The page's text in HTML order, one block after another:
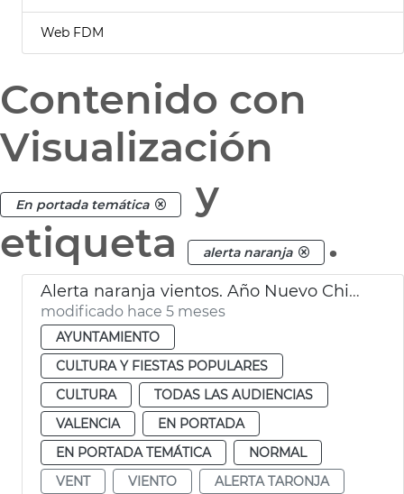
Web FDM
Contenido con
Visualización
En portada temática
y
etiqueta
alerta naranja .
Alerta naranja vientos. Año Nuevo Chino València
modificado hace 5 meses
AYUNTAMIENTO
CULTURA Y FIESTAS POPULARES
CULTURA
TODAS LAS AUDIENCIAS
VALENCIA
EN PORTADA
EN PORTADA TEMÁTICA
NORMAL
VENT
VIENTO
ALERTA TARONJA